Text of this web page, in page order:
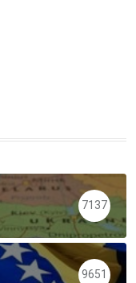
7137
9651